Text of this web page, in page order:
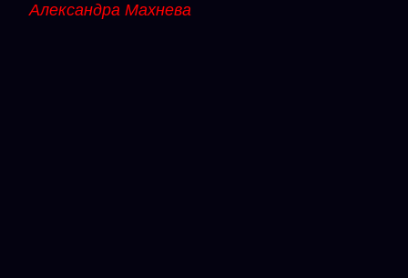
Александра Махнева